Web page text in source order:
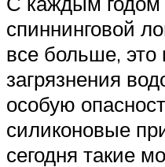
спиннинговой
все больше, это
загрязнения
особую
силиконовые
сегодня такие